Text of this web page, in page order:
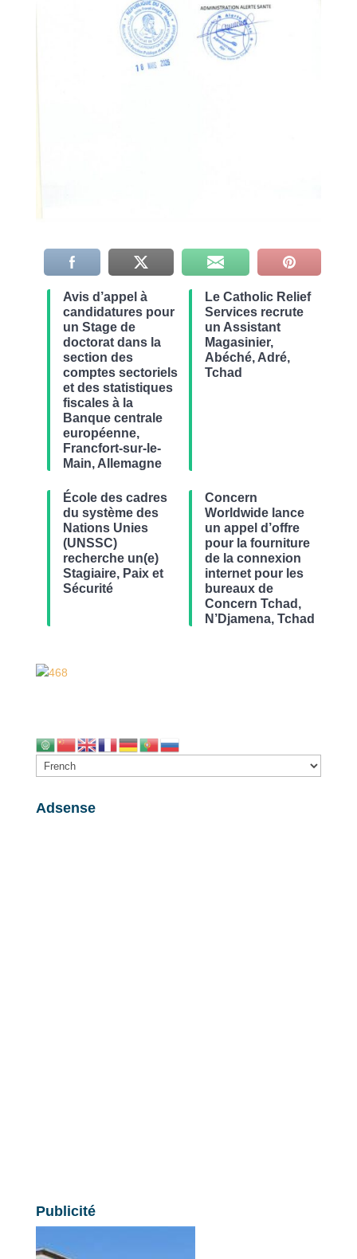
Avis d’appel à
candidatures pour
un Stage de
doctorat dans la
section des
comptes sectoriels
et des statistiques
fiscales à la
Banque centrale
européenne,
Francfort-sur-le-
Main, Allemagne
Le Catholic Relief
Services recrute
un Assistant
Magasinier,
Abéché, Adré,
Tchad
École des cadres
du système des
Nations Unies
(UNSSC)
recherche un(e)
Stagiaire, Paix et
Sécurité
Concern
Worldwide lance
un appel d’offre
pour la fourniture
de la connexion
internet pour les
bureaux de
Concern Tchad,
N’Djamena, Tchad
Adsense
Publicité